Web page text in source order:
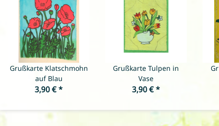
Grußkarte Klatschmohn
auf Blau
3,90 €*
Grußkarte Tulpen in
Vase
3,90 €*